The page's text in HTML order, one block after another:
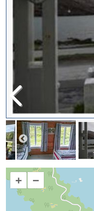
+ −